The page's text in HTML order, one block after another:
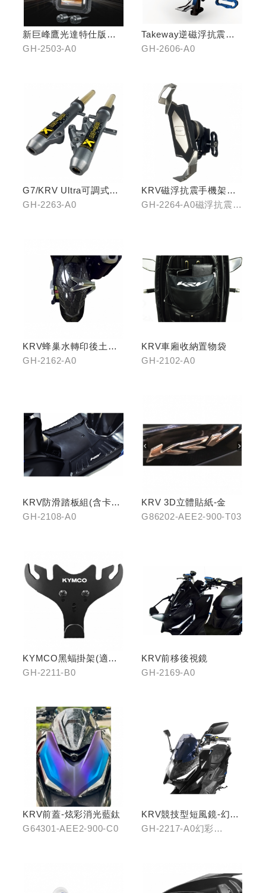
新巨峰鷹光達特仕版行
車紀錄器
GH-2503-A0
Takeway逆磁浮抗震手
機架
GH-2606-A0
G7/KRV Ultra可調式倒
立機構前叉組
GH-2263-A0
KRV磁浮抗震手機架組
(含整合支架)
GH-2264-A0磁浮抗震手
KRV蜂巢水轉印後土除
(鈦灰色)
GH-2162-A0
KRV車廂收納置物袋
GH-2102-A0
KRV防滑踏板組(含卡夢
飾片)
GH-2108-A0
KRV 3D立體貼紙-金
G86202-AEE2-900-T03
KYMCO黑蝠掛架(適用
原車可收折掛
GH-2211-B0
KRV前移後視鏡
GH-2169-A0
KRV前蓋-炫彩消光藍鈦
G64301-AEE2-900-C0
KRV競技型短風鏡-幻彩
藍/燻黑
GH-2217-A0幻彩